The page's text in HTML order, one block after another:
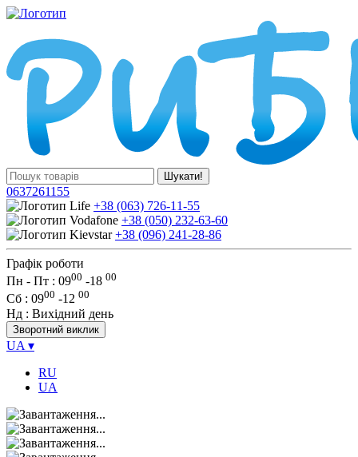
Шукати!
0637261155
+38 (063) 726-11-55
+38 (050) 232-63-60
+38 (096) 241-28-86
Графік роботи
Пн - Пт : 0900 -18 00
Сб : 0900 -12 00
Нд : Вихідний день
Зворотний виклик
UA ▾
RU
UA